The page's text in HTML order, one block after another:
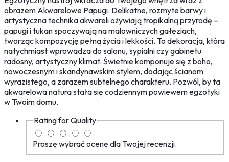
obrazem Akwarelowe Papugi. Delikatne, rozmyte barwy i
artystyczna technika akwareli ożywiają tropikalną przyrodę –
papugi i tukan spoczywają na malowniczych gałęziach,
tworząc kompozycję pełną życia i lekkości. To dekoracja, która
natychmiast wprowadza do salonu, sypialni czy gabinetu
radosny, artystyczny klimat. Świetnie komponuje się z boho,
nowoczesnym i skandynawskim stylem, dodając ścianom
wyrazistego, a zarazem subtelnego charakteru. Pozwól, by ta
akwarelowa natura stała się codziennym powiewem egzotyki
w Twoim domu.
Rating forQuality
Proszę wybrać ocenę dla Twojej recenzji.